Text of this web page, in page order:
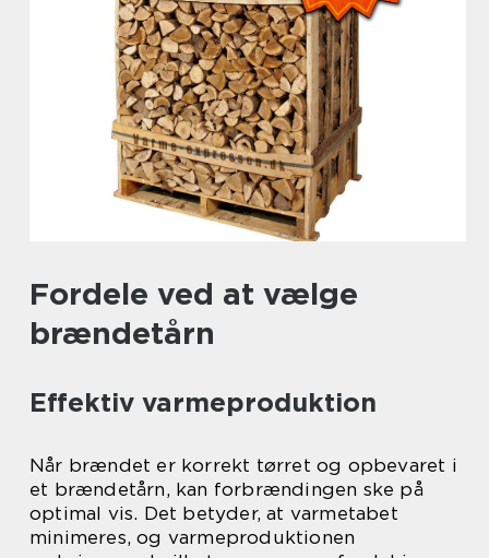
Fordele ved at vælge
brændetårn
Effektiv varmeproduktion
Når brændet er korrekt tørret og opbevaret i
et brændetårn, kan forbrændingen ske på
optimal vis. Det betyder, at varmetabet
minimeres, og varmeproduktionen